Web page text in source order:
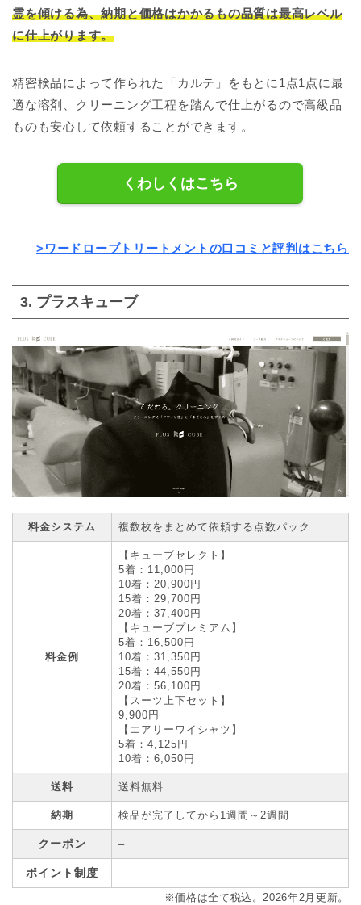
霊を傾ける為、納期と価格はかかるもの品質は最高レベル
に仕上がります。
精密検品によって作られた「カルテ」をもとに1点1点に最
適な溶剤、クリーニング工程を踏んで仕上がるので高級品
ものも安心して依頼することができます。
くわしくはこちら
>ワードローブトリートメントの口コミと評判はこちら
3. プラスキューブ
料金システム 複数枚をまとめて依頼する点数パック
料金例
【キューブセレクト】
5着：11,000円
10着：20,900円
15着：29,700円
20着：37,400円
【キューブプレミアム】
5着：16,500円
10着：31,350円
15着：44,550円
20着：56,100円
【スーツ上下セット】
9,900円
【エアリーワイシャツ】
5着：4,125円
10着：6,050円
送料 送料無料
納期 検品が完了してから1週間～2週間
クーポン –
ポイント制度
–
※価格は全て税込。2026年2月更新。